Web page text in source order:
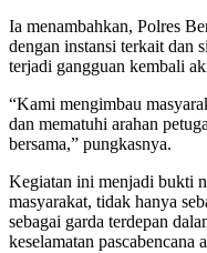
Ia menambahkan, Polres
dengan instansi terkait dan
terjadi gangguan kembali
“Kami mengimbau
dan mematuhi arahan
bersama,” pungkasnya.
Kegiatan ini menjadi bukti
masyarakat, tidak hanya
sebagai garda terdepan
keselamatan pascabencana